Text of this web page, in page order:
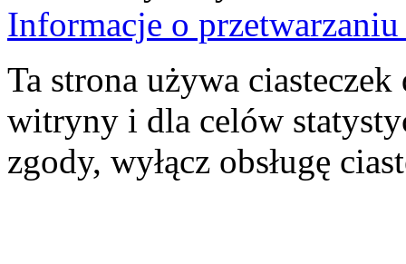
Informacje o
Ta strona używa
witryny i dla celów
zgody, wyłącz obsługę